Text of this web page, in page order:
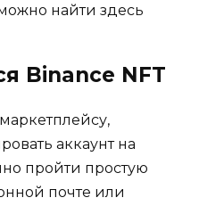
найти здесь
Binance NFT
аккаунт на
пройти простую
почте или